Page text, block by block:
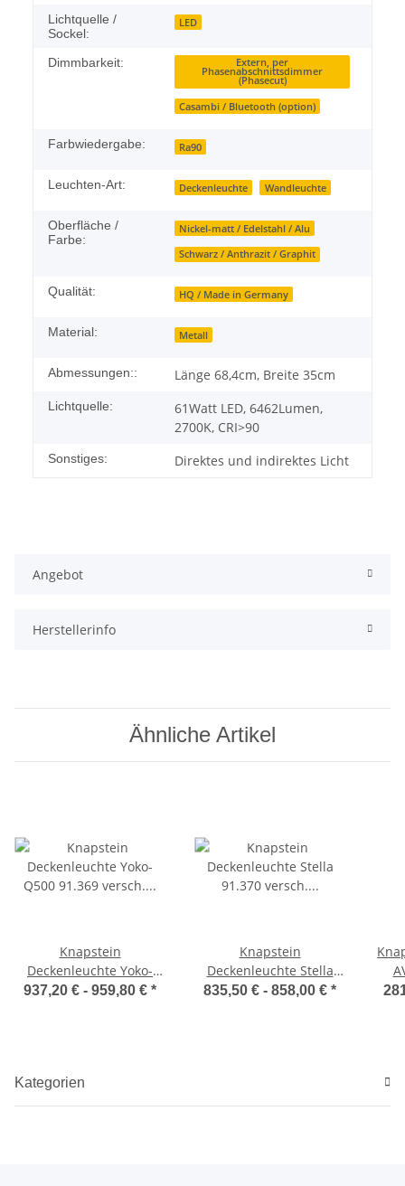
Lichtquelle /
Sockel:
LED
Dimmbarkeit: Extern, per
Phasenabschnittsdimmer
(Phasecut)
Casambi / Bluetooth (option)
Farbwiedergabe: Ra90
Leuchten-Art: Deckenleuchte Wandleuchte
Oberfläche /
Farbe:
Nickel-matt / Edelstahl / Alu
Schwarz / Anthrazit / Graphit
Qualität: HQ / Made in Germany
Material: Metall
Abmessungen:: Länge 68,4cm, Breite 35cm
Lichtquelle:
61Watt LED, 6462Lumen,
2700K, CRI>90
Sonstiges: Direktes und indirektes Licht
Angebot
Herstellerinfo
Ähnliche Artikel
Knapstein
Deckenleuchte Yoko-
Q500 91.369 versch.
937,20 € - 959,80 € *
Knapstein
Deckenleuchte Stella
91.370 versch.
835,50 € - 858,00 € *
Kategorien